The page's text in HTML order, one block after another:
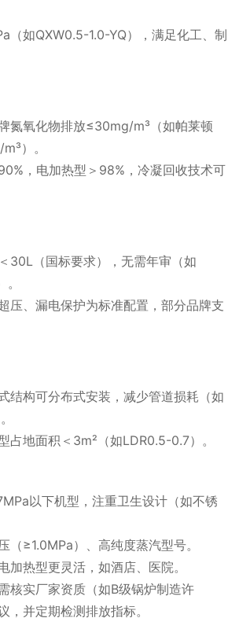
（如QXW0.5-1.0-YQ），满足化工、制
氮氧化物排放≤30mg/m³（如帕莱顿
）。
，电加热型＞98%，冷凝回收技术可
30L（国标要求），无需年审（如
压、漏电保护为标准配置，部分品牌支
结构可分布式安装，减少管道损耗（如
占地面积＜3m²（如LDR0.5-0.7）。
以下机型，注重卫生设计（如不锈
（≥1.0MPa）、高纯度蒸汽型号。
加热型更灵活，如酒店、医院。
核实厂家资质（如B级锅炉制造许
，并定期检测排放指标。